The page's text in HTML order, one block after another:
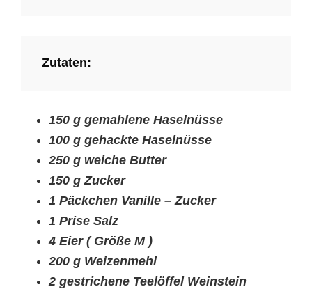
Zutaten:
150 g gemahlene Haselnüsse
100 g gehackte Haselnüsse
250 g weiche Butter
150 g Zucker
1 Päckchen Vanille – Zucker
1 Prise Salz
4 Eier ( Größe M )
200 g Weizenmehl
2 gestrichene Teelöffel Weinstein